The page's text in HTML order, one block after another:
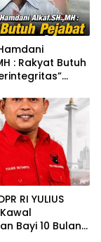
: Rakyat Butuh
YULIUS
Kawal
Bayi 10 Bulan